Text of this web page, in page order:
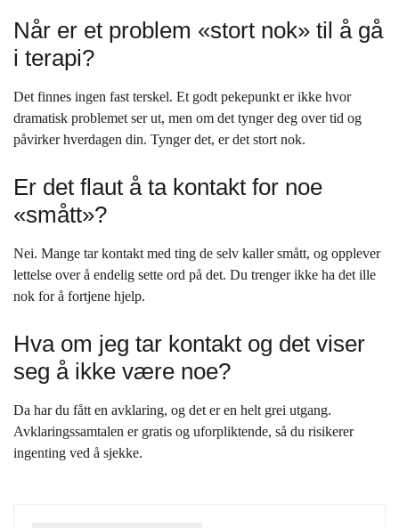
Når er et problem «stort nok» til å gå
i terapi?
Det finnes ingen fast terskel. Et godt pekepunkt er ikke hvor
dramatisk problemet ser ut, men om det tynger deg over tid og
påvirker hverdagen din. Tynger det, er det stort nok.
Er det flaut å ta kontakt for noe
«smått»?
Nei. Mange tar kontakt med ting de selv kaller smått, og opplever
lettelse over å endelig sette ord på det. Du trenger ikke ha det ille
nok for å fortjene hjelp.
Hva om jeg tar kontakt og det viser
seg å ikke være noe?
Da har du fått en avklaring, og det er en helt grei utgang.
Avklaringssamtalen er gratis og uforpliktende, så du risikerer
ingenting ved å sjekke.